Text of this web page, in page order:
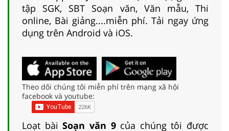
tập SGK, SBT Soạn văn, Văn mẫu, Thi
online, Bài giảng....miễn phí. Tải ngay ứng
dụng trên Android và iOS.
Theo dõi chúng tôi miễn phí trên mạng xã hội
facebook và youtube:
Loạt bàiSoạn văn 9của chúng tôi được